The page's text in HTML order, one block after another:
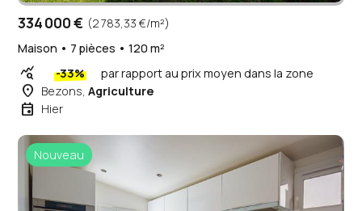
334 000 € (2 783,33 €/m²)
Maison • 7 pièces • 120 m²
query_stats -33% par rapport au prix moyen dans la zone
place Bezons,Agriculture
event Hier
Nouveau